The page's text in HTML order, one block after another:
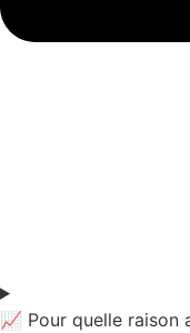
📈 Pour quelle raison